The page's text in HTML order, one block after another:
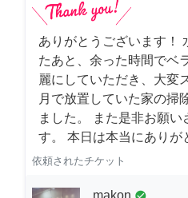
ありがとうございます！
たあと、余った時間でベ
麗にしていただき、大変
月で放置していた家の掃
ました。 また是非お願
す。 本日は本当にありが
依頼されたチケット
makon check_circle